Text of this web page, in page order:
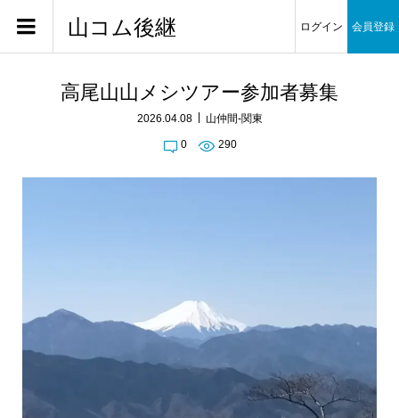
山コム後継 ログイン 会員登録
高尾山山メシツアー参加者募集
2026.04.08 山仲間-関東
0 290